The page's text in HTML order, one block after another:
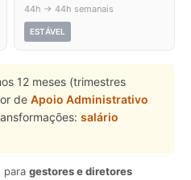
44h → 44h semanais
ESTÁVEL
12 meses (trimestres
de Apoio Administrativo
salário
para gestores e diretores